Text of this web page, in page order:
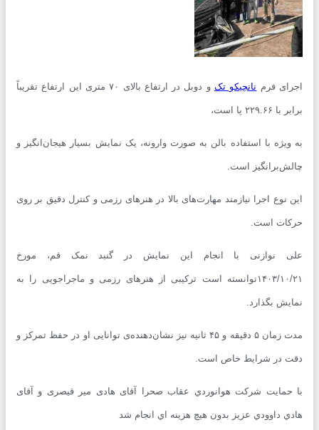
فرمنانچیکو تک و دوبل در ارتفاع بالای ۷۰ متری این ارتفاع تقریباً
پا است،
با استفاده بالن به صورت وارونه، یک نمایش بسیار هیجان‌انگیز و
است.
نوع اجرا نیازمند مهارت‌های بالا در هنرهای رزمی و کنترل دقیق بر روی
است.
نوازنی با انجام این نمایش در گنبد نمک قم، مورخ
۱۴۰۳/۱۰/۲۱توانسته است ترکیبی از هنرهای رزمی و ماجراجویی را به
بگذارد.
مدت زمان ۵ دقیقه و ۴۵ ثانیه نیز نشان‌دهنده‌ی توانایی او در حفظ تمرکز و
در شرایط خاص است.
حمايت شركت هوانوردي عقاب صحرا آقای هادی میر قیصری و آقای
داوودي عزيز بدون هيچ هزينه اي انجام شد